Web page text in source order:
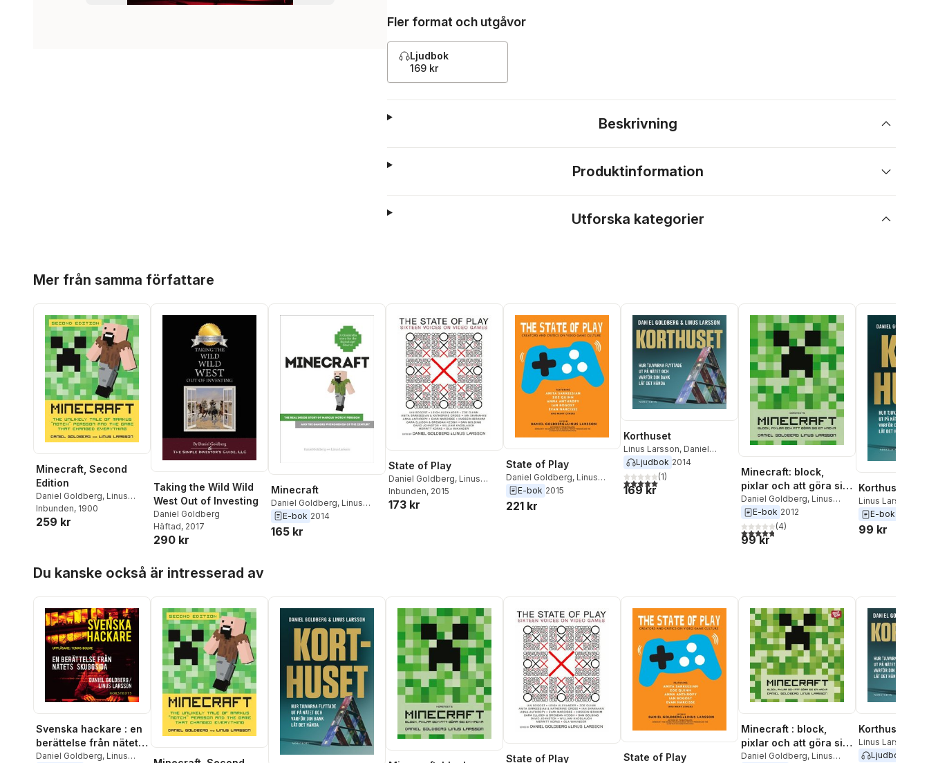
Fler format och utgåvor
Ljudbok
169 kr
Beskrivning
Produktinformation
Utforska kategorier
Mer från samma författare
Minecraft, Second
Edition
Daniel Goldberg, Linus
Larsson
Inbunden, 1900
259 kr
Taking the Wild Wild
West Out of Investing
Daniel Goldberg
Häftad, 2017
290 kr
Minecraft
Daniel Goldberg, Linus
Larsson
E-bok 2014
165 kr
State of Play
Daniel Goldberg, Linus
Larsson,Daniel Goldberg
Linus Larsson
Inbunden, 2015
173 kr
State of Play
Daniel Goldberg, Linus
Larsson
E-bok 2015
221 kr
Korthuset
Linus Larsson, Daniel
Goldberg
Ljudbok 2014
5,0utav 5 stjärnor. Totalt antal röster:
(1)
169 kr
Minecraft: block,
pixlar och att göra sig
en hacka - Historien
om Markus "Notch"
Persson och spelet
som vände allt upp
Daniel Goldberg, Linus
Larsson
E-bok 2012
4,8utav 5 stjärnor. Totalt antal röster:
(4)
99 kr
Korthuset
Linus Larsson
Goldberg
E-bok
99 kr
Du kanske också är intresserad av
Svenska hackare : en
berättelse från nätets
skuggsida
Daniel Goldberg, Linus State of Play State of Play
Minecraft : block,
pixlar och att göra sig
en hacka : historien
Daniel Goldberg, Linus
Korthuset
Linus Larsson
Goldberg
Ljudbok